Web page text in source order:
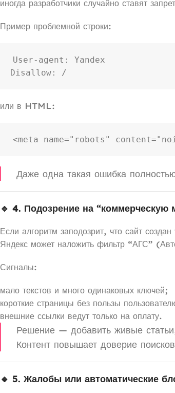
иногда разработчики случайно ставят
Пример проблемной строки:
User-agent: Yandex
или в HTML:
Даже одна такая ошибка
🔹 4. Подозрение на “коммерческую
Если алгоритм заподозрит, что сайт создан
Яндекс может наложить фильтр “АГС”
Сигналы:
мало текстов и много одинаковых ключей;
короткие страницы без пользы
внешние ссылки ведут только на оплату.
Решение — добавить живые
Контент повышает доверие
🔹 5. Жалобы или автоматические